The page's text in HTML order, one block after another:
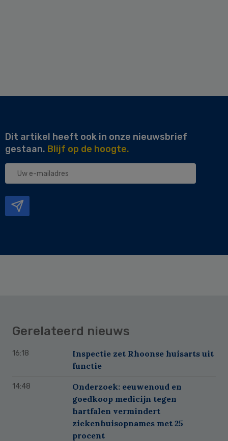
Dit artikel heeft ook in onze nieuwsbrief
gestaan. Blijf op de hoogte.
Uw
Gerelateerd nieuws
16:18
Inspectie zet Rhoonse huisarts uit
functie
14:48
Onderzoek: eeuwenoud en
goedkoop medicijn tegen
hartfalen vermindert
ziekenhuisopnames met 25
procent